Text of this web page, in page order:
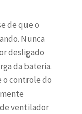
de que o
Nunca
desligado
da bateria.
o controle do
ventilador